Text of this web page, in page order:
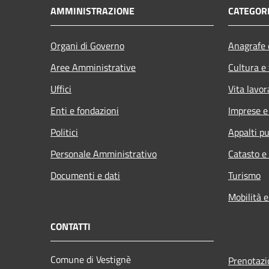
AMMINISTRAZIONE
Organi di Governo
Aree Amministrative
Uffici
Enti e fondazioni
Politici
Personale Amministrativo
Documenti e dati
Cultura
Vita
Imprese
Appalti
Catasto
Turismo
Mobilità
CONTATTI
Comune di Vestignè